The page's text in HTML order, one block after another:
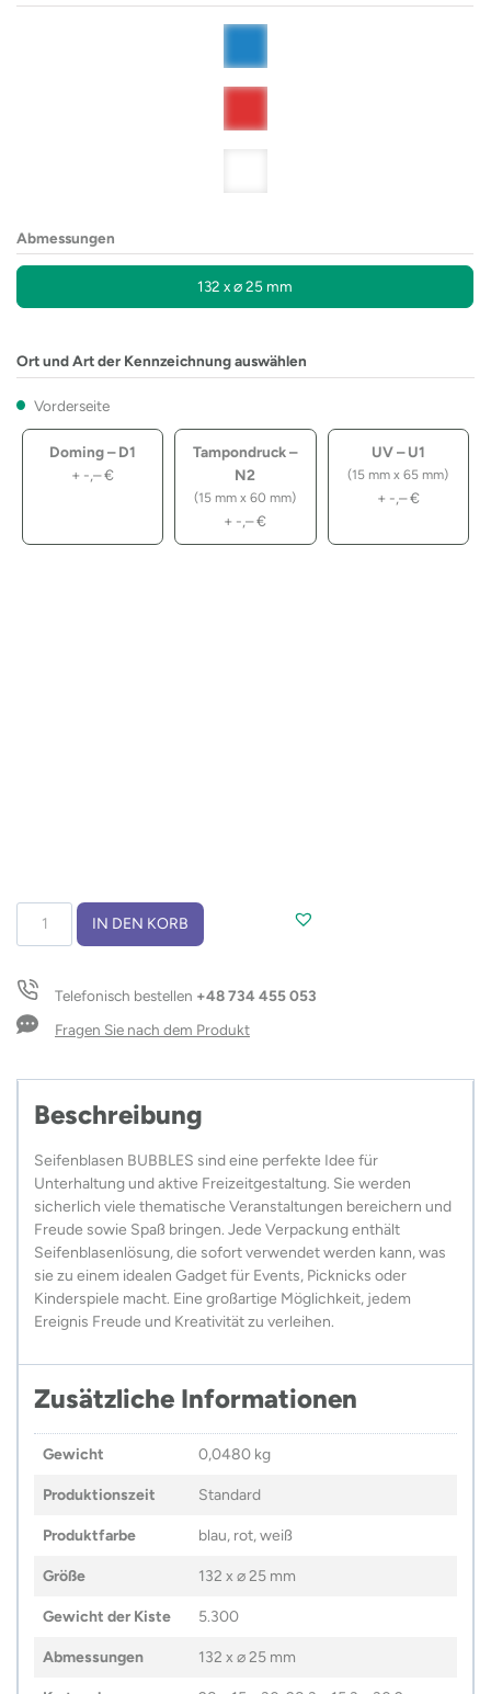
Abmessungen
132 x ⌀ 25 mm
Ort und Art der Kennzeichnung auswählen
Vorderseite
Doming – D1
+ -,–€
Tampondruck –
N2
(15 mm x 60 mm)
+ -,–€
UV – U1
(15 mm x 65 mm)
+ -,–€
Seifenblasen
BUBBLES,
ml
Menge
IN DEN KORB
Telefonisch bestellen +48 734 455 053
Fragen Sie nach dem Produkt
Beschreibung
Seifenblasen BUBBLES sind eine perfekte Idee für
Unterhaltung und aktive Freizeitgestaltung. Sie werden
sicherlich viele thematische Veranstaltungen bereichern und
Freude sowie Spaß bringen. Jede Verpackung enthält
Seifenblasenlösung, die sofort verwendet werden kann, was
sie zu einem idealen Gadget für Events, Picknicks oder
Kinderspiele macht. Eine großartige Möglichkeit, jedem
Ereignis Freude und Kreativität zu verleihen.
Zusätzliche Informationen
Gewicht 0,0480 kg
Produktionszeit Standard
Produktfarbe blau, rot, weiß
Größe 132 x ⌀ 25 mm
Gewicht der Kiste 5.300
Abmessungen 132 x ⌀ 25 mm